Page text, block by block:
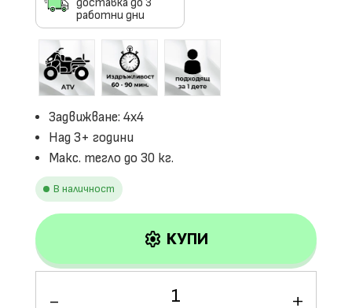
доставка до 3
работни дни
Задвижване: 4х4
Над 3+ години
Макс. тегло до 30 кг.
В наличност
settings КУПИ